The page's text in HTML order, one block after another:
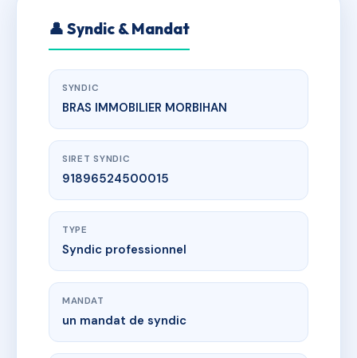
👤 Syndic & Mandat
SYNDIC
BRAS IMMOBILIER MORBIHAN
SIRET SYNDIC
91896524500015
TYPE
Syndic professionnel
MANDAT
un mandat de syndic